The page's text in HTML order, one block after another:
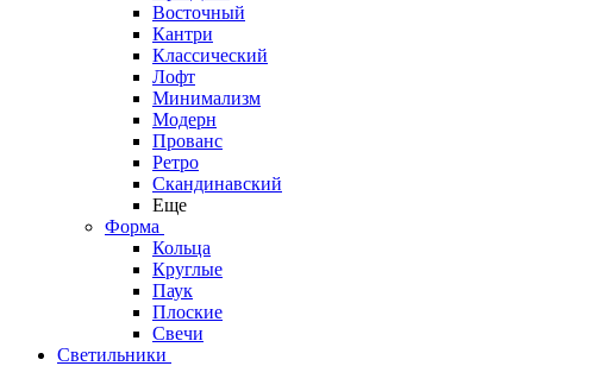
Восточный
Кантри
Классический
Лофт
Минимализм
Модерн
Прованс
Ретро
Скандинавский
Еще
Форма
Кольца
Круглые
Паук
Плоские
Свечи
Светильники